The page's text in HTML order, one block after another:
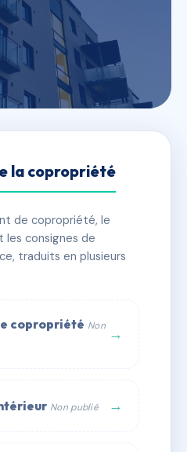
🏗 1 bâtiment(s)
la copropriété
de copropriété, le
consignes de
traduits en plusieurs
copropriété Non →
Non publié →